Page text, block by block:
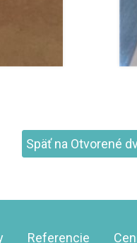
Späť na Otvorené
Referencie